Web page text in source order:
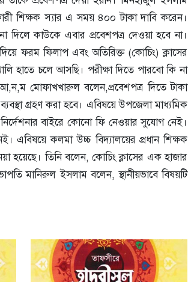
শিক্ষক স্যার এ সময় ৪০০ টাকা দাবি করেন।
কাউকে এবার প্রবেশপত্র দেওয়া হবে না।
ফরম ফিলাপ এবং অতিরিক্ত (কোচিং) ক্লাসের
হাতে চলে আসছি। পরীক্ষা দিতে পারবো কি না
আ,ন,ম মোফাখখারুল বলেন,প্রবেশপত্র দিতে টাকা
গ্রহণ করা হবে। এবিষয়ে উপজেলা মাধ্যমিক
বাইরে কোনো ফি নেওয়ার সুযোগ নেই।
এবিষয়ে কলমা উচ্চ বিদ্যালয়ের প্রধান শিক্ষক
হয়েছে। তিনি বলেন, কোচিং ক্লাসের এক হাজার
মানিরুল ইসলাম বলেন, স্থানীয়ভাবে বিষয়টি